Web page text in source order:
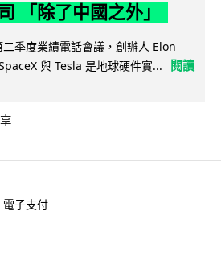
「除了中國之外」
季度業績電話會議，創辦人 Elon
與 Tesla 是地球硬件實...
閱讀
電子支付